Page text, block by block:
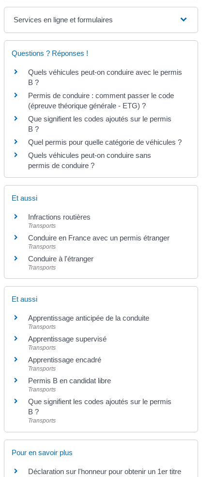
Services en ligne et formulaires
Questions ? Réponses !
Quels véhicules peut-on conduire avec le permis
B ?
Permis de conduire : comment passer le code
(épreuve théorique générale - ETG) ?
Que signifient les codes ajoutés sur le permis
B ?
Quel permis pour quelle catégorie de véhicules ?
Quels véhicules peut-on conduire sans
permis de conduire ?
Et aussi
Infractions routières
Transports
Conduire en France avec un permis étranger
Transports
Conduire à l'étranger
Transports
Et aussi
Apprentissage anticipée de la conduite
Transports
Apprentissage supervisé
Transports
Apprentissage encadré
Transports
Permis B en candidat libre
Transports
Que signifient les codes ajoutés sur le permis
B ?
Transports
Pour en savoir plus
Déclaration sur l'honneur pour obtenir un 1er titre